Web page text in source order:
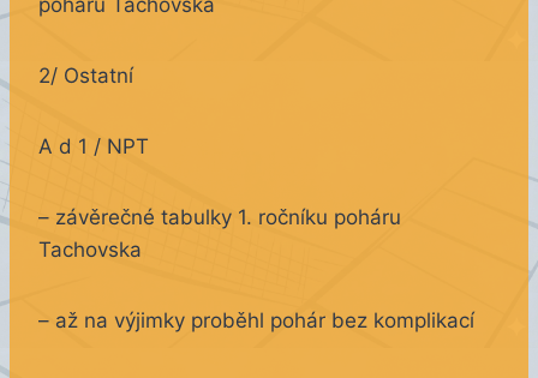
poháru Tachovska
2/ Ostatní
A d 1 / NPT
– závěrečné tabulky 1. ročníku poháru
Tachovska
– až na výjimky proběhl pohár bez komplikací